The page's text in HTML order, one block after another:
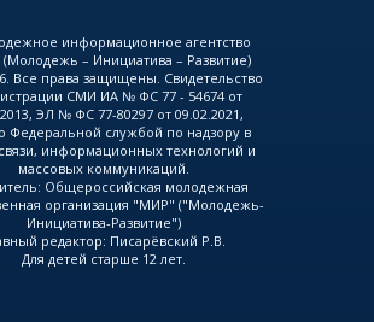
информационное агентство
– Инициатива – Развитие)
Все права защищены. Свидетельство
СМИ ИА № ФС 77 - 54674 от
ЭЛ № ФС 77-80297 от 09.02.2021,
Федеральной службой по надзору в
информационных технологий и
массовых коммуникаций.
Общероссийская молодежная
организация "МИР" ("Молодежь-
Инициатива-Развитие")
редактор: Писарёвский Р.В.
Для детей старше 12 лет.